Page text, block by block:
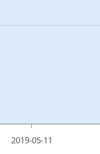
2019-05-11